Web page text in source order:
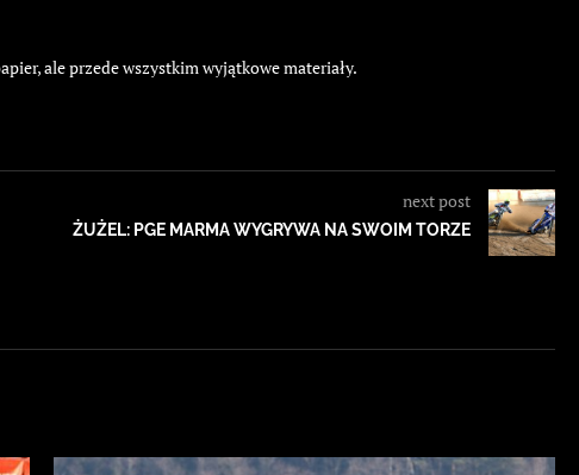
ale przede wszystkim wyjątkowe materiały.
next post
ŻUŻEL: PGE MARMA WYGRYWA NA SWOIM TORZE